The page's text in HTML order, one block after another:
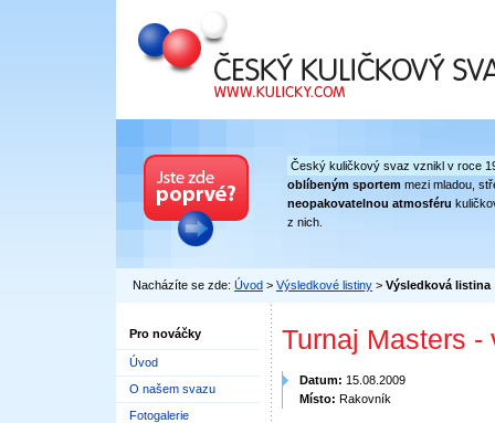
Český kuličkový svaz
Český kuličkový svaz vznikl v roce
oblíbeným sportem mezi mladou,
neopakovatelnou atmosféru
z nich.
Nacházíte se zde: Úvod > Výsledkové listiny > Výsledková listina
Pro nováčky
Úvod
O našem svazu
Fotogalerie
Turnaj Masters -
Datum: 15.08.2009
Místo: Rakovník